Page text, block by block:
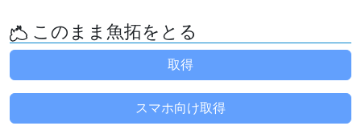
このまま魚拓をとる